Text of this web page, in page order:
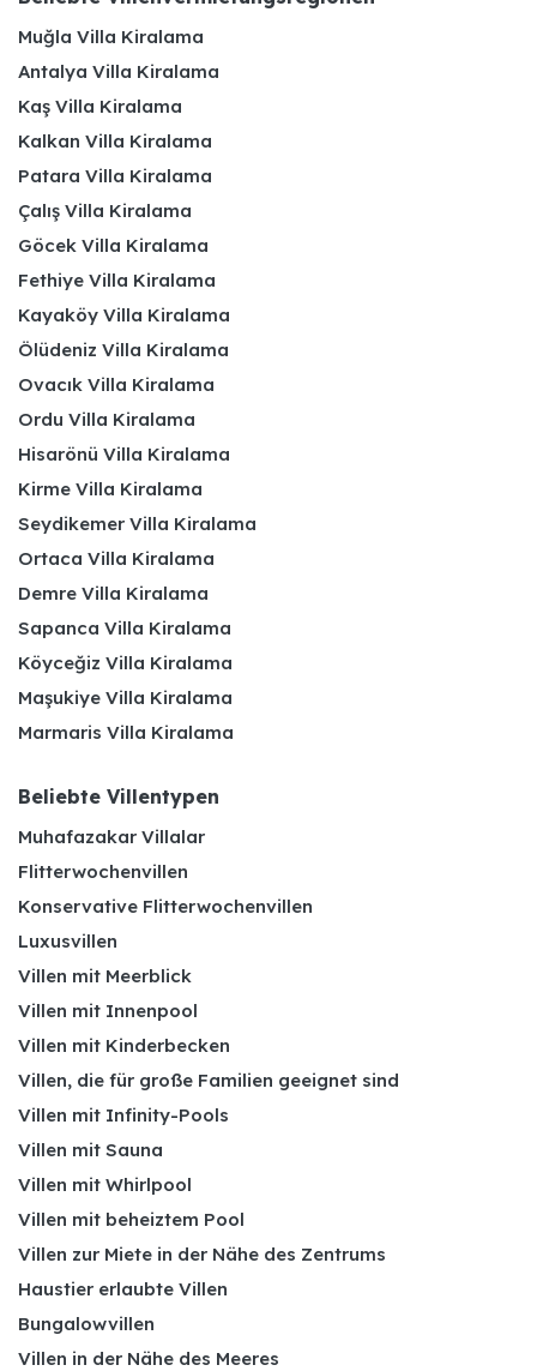
Muğla Villa Kiralama
Antalya Villa Kiralama
Kaş Villa Kiralama
Kalkan Villa Kiralama
Patara Villa Kiralama
Çalış Villa Kiralama
Göcek Villa Kiralama
Fethiye Villa Kiralama
Kayaköy Villa Kiralama
Ölüdeniz Villa Kiralama
Ovacık Villa Kiralama
Ordu Villa Kiralama
Hisarönü Villa Kiralama
Kirme Villa Kiralama
Seydikemer Villa Kiralama
Ortaca Villa Kiralama
Demre Villa Kiralama
Sapanca Villa Kiralama
Köyceğiz Villa Kiralama
Maşukiye Villa Kiralama
Marmaris Villa Kiralama
Beliebte Villentypen
Muhafazakar Villalar
Flitterwochenvillen
Konservative Flitterwochenvillen
Luxusvillen
Villen mit Meerblick
Villen mit Innenpool
Villen mit Kinderbecken
Villen, die für große Familien geeignet sind
Villen mit Infinity-Pools
Villen mit Sauna
Villen mit Whirlpool
Villen mit beheiztem Pool
Villen zur Miete in der Nähe des Zentrums
Haustier erlaubte Villen
Bungalowvillen
Villen in der Nähe des Meeres